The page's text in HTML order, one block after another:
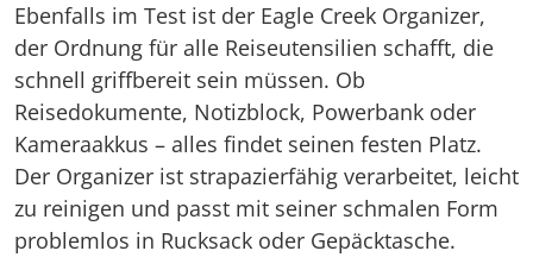
Ebenfalls im Test ist der Eagle Creek Organizer,
der Ordnung für alle Reiseutensilien schafft, die
schnell griffbereit sein müssen. Ob
Reisedokumente, Notizblock, Powerbank oder
Kameraakkus – alles findet seinen festen Platz.
Der Organizer ist strapazierfähig verarbeitet, leicht
zu reinigen und passt mit seiner schmalen Form
problemlos in Rucksack oder Gepäcktasche.